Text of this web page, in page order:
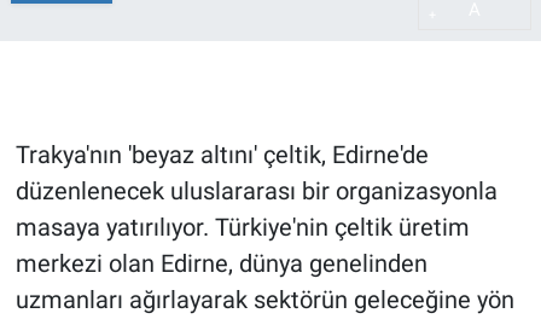
Trakya'nın 'beyaz altını' çeltik, Edirne'de
düzenlenecek uluslararası bir organizasyonla
masaya yatırılıyor. Türkiye'nin çeltik üretim
merkezi olan Edirne, dünya genelinden
uzmanları ağırlayarak sektörün geleceğine yön